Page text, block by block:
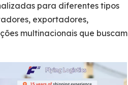
para diferentes tipos
exportadores,
multinacionais que buscam